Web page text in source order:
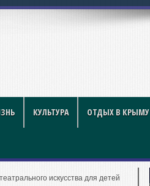
районы, новостройки и
КУЛЬТУРА ОТДЫХ В КРЫМУ
искусства для детей